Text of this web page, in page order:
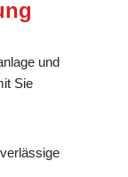
und
Sie